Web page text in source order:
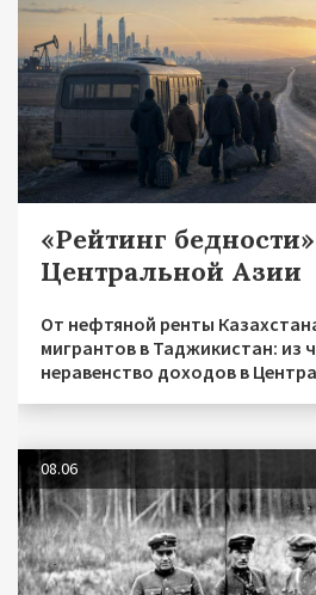
«Рейтинг бедности»
Центральной Азии
От нефтяной ренты
мигрантов в Таджикистан: из
неравенство доходов в
08.06